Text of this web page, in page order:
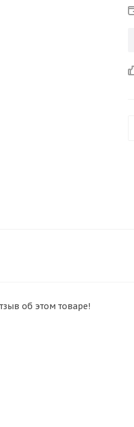
об этом товаре!